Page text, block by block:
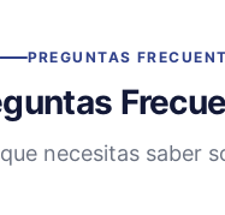
PREGUNTAS
necesitas saber